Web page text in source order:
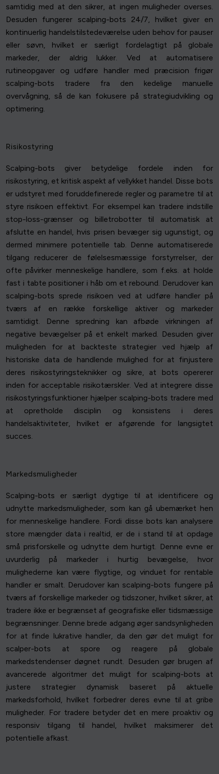
samtidig med at den sikrer, at ingen muligheder overses.
Desuden fungerer scalping-bots 24/7, hvilket giver en
kontinuerlig handelstilstedeværelse uden behov for pauser
eller søvn, hvilket er særligt fordelagtigt på globale
markeder, der aldrig lukker. Ved at automatisere
rutineopgaver og udføre handler med præcision frigør
scalping-bots tradere fra den kedelige manuelle
overvågning, så de kan fokusere på strategiudvikling og
optimering.
Risikostyring
Scalping-bots giver betydelige fordele inden for
risikostyring, et kritisk aspekt af vellykket handel. Disse bots
er udstyret med foruddefinerede regler og parametre til at
styre risikoen effektivt. For eksempel kan tradere indstille
stop-loss-grænser og billetrobotter til automatisk at
afslutte en handel, hvis prisen bevæger sig ugunstigt, og
dermed minimere potentielle tab. Denne automatiserede
tilgang reducerer de følelsesmæssige forstyrrelser, der
ofte påvirker menneskelige handlere, som f.eks. at holde
fast i tabte positioner i håb om et rebound. Derudover kan
scalping-bots sprede risikoen ved at udføre handler på
tværs af en række forskellige aktiver og markeder
samtidigt. Denne spredning kan afbøde virkningen af
negative bevægelser på et enkelt marked. Desuden giver
muligheden for at backteste strategier ved hjælp af
historiske data de handlende mulighed for at finjustere
deres risikostyringsteknikker og sikre, at bots opererer
inden for acceptable risikotærskler. Ved at integrere disse
risikostyringsfunktioner hjælper scalping-bots tradere med
at opretholde disciplin og konsistens i deres
handelsaktiviteter, hvilket er afgørende for langsigtet
succes.
Markedsmuligheder
Scalping-bots er særligt dygtige til at identificere og
udnytte markedsmuligheder, som kan gå ubemærket hen
for menneskelige handlere. Fordi disse bots kan analysere
store mængder data i realtid, er de i stand til at opdage
små prisforskelle og udnytte dem hurtigt. Denne evne er
uvurderlig på markeder i hurtig bevægelse, hvor
mulighederne kan være flygtige, og vinduet for rentable
handler er smalt. Derudover kan scalping-bots fungere på
tværs af forskellige markeder og tidszoner, hvilket sikrer, at
tradere ikke er begrænset af geografiske eller tidsmæssige
begrænsninger. Denne brede adgang øger sandsynligheden
for at finde lukrative handler, da den gør det muligt for
scalper-bots at spore og reagere på globale
markedstendenser døgnet rundt. Desuden gør brugen af
avancerede algoritmer det muligt for scalping-bots at
justere strategier dynamisk baseret på aktuelle
markedsforhold, hvilket forbedrer deres evne til at gribe
muligheder. For tradere betyder det en mere proaktiv og
responsiv tilgang til handel, hvilket maksimerer det
potentielle afkast.